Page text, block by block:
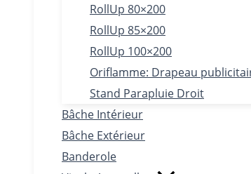
RollUp 80×200
RollUp 85×200
RollUp 100×200
Oriflamme: Drapeau
Stand Parapluie Droit
Bâche Intérieur
Bâche Extérieur
Banderole